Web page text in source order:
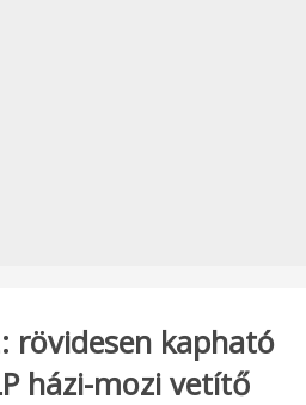
rövidesen kapható
házi-mozi vetítő